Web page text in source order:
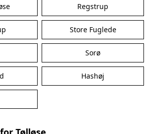
Regstrup
Store Fuglede
Sorø
Hashøj